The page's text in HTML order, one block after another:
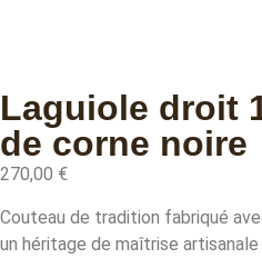
Laguiole droit
de corne noire
270,00 €
Couteau de tradition fabriqué
un héritage de maîtrise